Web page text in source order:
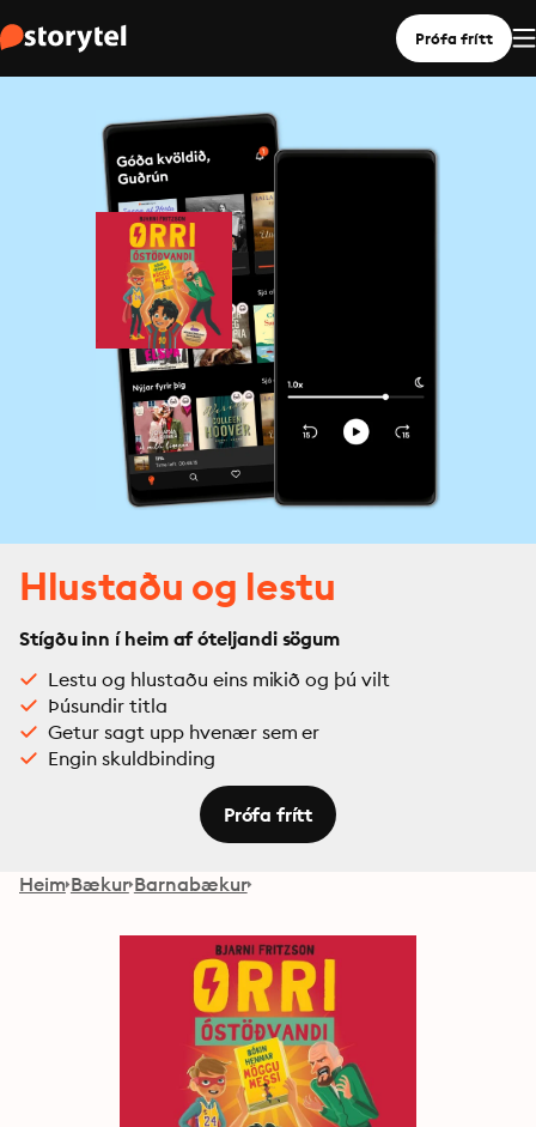
Prófa frítt
Hlustaðu og lestu
Stígðu inn í heim af óteljandi sögum
Lestu og hlustaðu eins mikið og þú vilt
Þúsundir titla
Getur sagt upp hvenær sem er
Engin skuldbinding
Prófa frítt
Heim Bækur Barnabækur